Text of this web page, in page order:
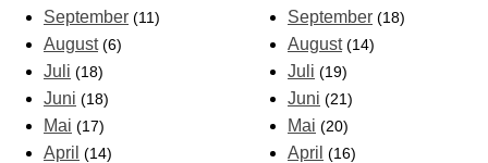
September (11)
August (6)
Juli (18)
Juni (18)
Mai (17)
April (14)
September (18)
August (14)
Juli (19)
Juni (21)
Mai (20)
April (16)